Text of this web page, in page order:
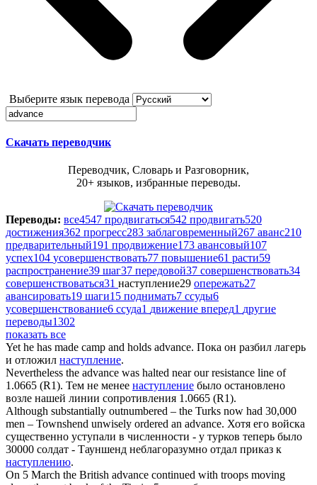
Выберите язык перевода
Скачать переводчик
Переводчик, Словарь и Разговорник,
20+ языков, избранные переводы.
Переводы: все4547 продвигаться542 продвигать520
достижения362 прогресс283 заблаговременный267 аванс210
предварительный191 продвижение173 авансовый107
успех104 усовершенствовать77 повышение61 расти59
распространение39 шаг37 передовой37 совершенствовать34
совершенствоваться31 наступление29 опережать27
авансировать19 шаги15 поднимать7 ссуды6
усовершенствование6 ссуда1 движение вперед1 другие
переводы1302
показать все
Yet he has made camp and holds advance. Пока он разбил лагерь
и отложил наступление.
Nevertheless the advance was halted near our resistance line of
1.0665 (R1). Тем не менее наступление было остановлено
возле нашей линии сопротивления 1.0665 (R1).
Although substantially outnumbered – the Turks now had 30,000
men – Townshend unwisely ordered an advance. Хотя его войска
существенно уступали в численности - у турков теперь было
30000 солдат - Тауншенд неблагоразумно отдал приказ к
наступлению.
On 5 March the British advance continued with troops moving